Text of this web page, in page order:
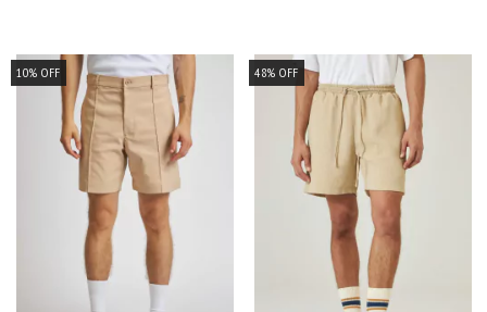
10% OFF 48% OFF